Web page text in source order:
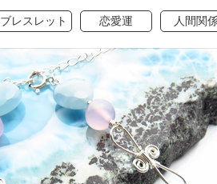
ブレスレット 恋愛運 人間関